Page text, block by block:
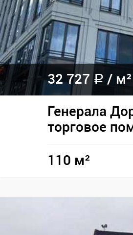
32 727a /
Генерала
торговое
110 м²